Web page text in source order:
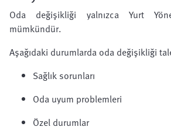
Oda değişikliği yalnızca Yurt
mümkündür.
Aşağıdaki durumlarda oda değişikliği
Sağlık sorunları
Oda uyum problemleri
Özel durumlar